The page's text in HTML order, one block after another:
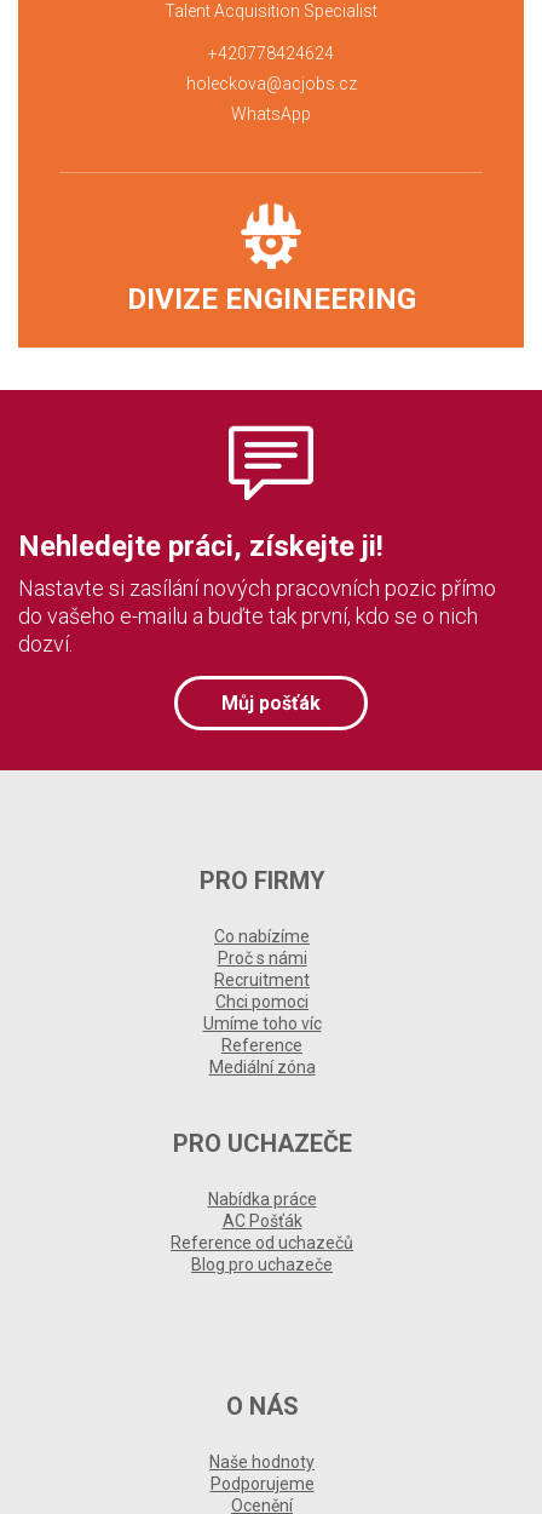
Talent Acquisition Specialist
+420778424624
holeckova@acjobs.cz
WhatsApp
DIVIZE ENGINEERING
Nehledejte práci, získejte ji!
Nastavte si zasílání nových pracovních pozic přímo
do vašeho e-mailu a buďte tak první, kdo se o nich
dozví.
Můj pošťák
PRO FIRMY
Co nabízíme
Proč s námi
Recruitment
Chci pomoci
Umíme toho víc
Reference
Mediální zóna
PRO UCHAZEČE
Nabídka práce
AC Pošťák
Reference od uchazečů
Blog pro uchazeče
O NÁS
Naše hodnoty
Podporujeme
Ocenění